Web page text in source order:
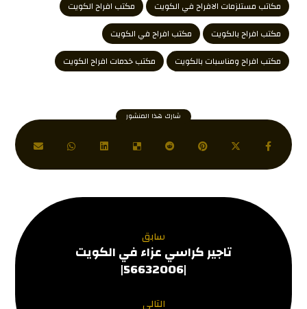
مكاتب مستلزمات الافراح في الكويت
مكتب افراح الكويت
مكتب افراح بالكويت‎
مكتب افراح في الكويت
مكتب افراح ومناسبات بالكويت
مكتب خدمات افراح الكويت
سابق
تاجير كراسي عزاء في الكويت
|56632006|
التالي